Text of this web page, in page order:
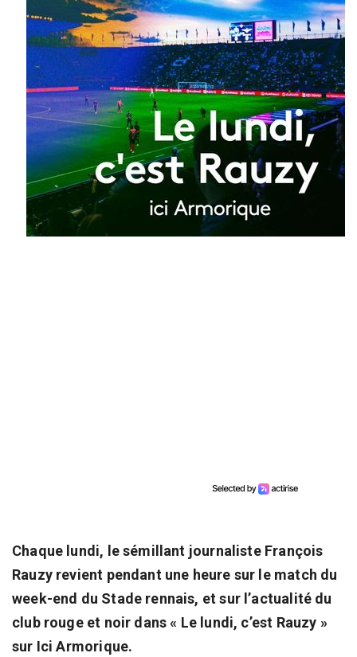
Chaque lundi, le sémillant journaliste François
Rauzy revient pendant une heure sur le match du
week-end du Stade rennais, et sur l’actualité du
club rouge et noir dans « Le lundi, c’est Rauzy »
sur Ici Armorique.